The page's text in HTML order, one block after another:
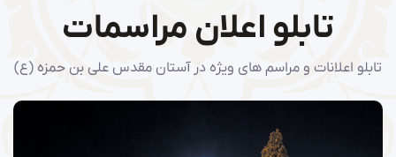
تابلو اعلان مراسمات
تابلو اعلانات و مراسم های ویژه در آستان مقدس علی بن حمزه (ع)